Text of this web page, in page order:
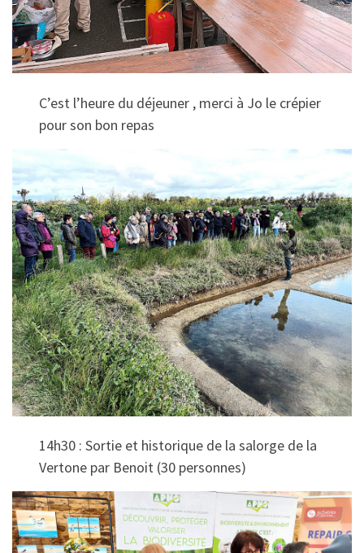
C’est l’heure du déjeuner , merci à Jo le crépier
pour son bon repas
14h30 : Sortie et historique de la salorge de la
Vertone par Benoit (30 personnes)